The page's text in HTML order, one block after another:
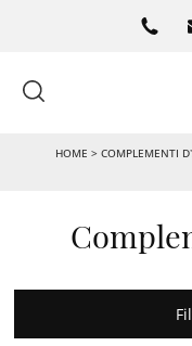
HOME > COMPLEMENTI